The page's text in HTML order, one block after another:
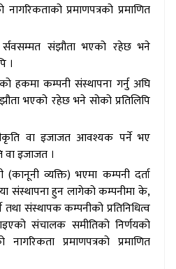
प्रमाणपत्रको प्रमाणित
र्सवसम्मत संझौता भएको रहेछ भने
।
हकमा कम्पनी संस्थापना गर्नु अघि
भएको रहेछ भने सोको प्रतिलिपि
वा इजाजत आवश्यक पर्ने भए
वा इजाजत ।
व्यक्ति) भएमा कम्पनी दर्ता
संस्थापना हुन लागेको कम्पनीमा के,
संस्थापक कम्पनीको प्रतिनिधित्व
संचालक समीतिको निर्णयको
नागरिकता प्रमाणपत्रको प्रमाणित